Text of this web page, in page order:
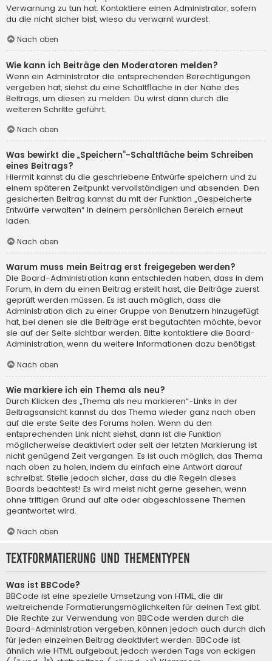
Verwarnung zu tun hat. Kontaktiere einen Administrator, sofern
du die nicht sicher bist, wieso du verwarnt wurdest.
Nach oben
Wie kann ich Beiträge den Moderatoren melden?
Wenn ein Administrator die entsprechenden Berechtigungen
vergeben hat, siehst du eine Schaltfläche in der Nähe des
Beitrags, um diesen zu melden. Du wirst dann durch die
weiteren Schritte geführt.
Nach oben
Was bewirkt die „Speichern“-Schaltfläche beim Schreiben
eines Beitrags?
Hiermit kannst du die geschriebene Entwürfe speichern und zu
einem späteren Zeitpunkt vervollständigen und absenden. Den
gesicherten Beitrag kannst du mit der Funktion „Gespeicherte
Entwürfe verwalten“ in deinem persönlichen Bereich erneut
laden.
Nach oben
Warum muss mein Beitrag erst freigegeben werden?
Die Board-Administration kann entschieden haben, dass in dem
Forum, in dem du einen Beitrag erstellt hast, die Beiträge zuerst
geprüft werden müssen. Es ist auch möglich, dass die
Administration dich zu einer Gruppe von Benutzern hinzugefügt
hat, bei denen sie die Beiträge erst begutachten möchte, bevor
sie auf der Seite sichtbar werden. Bitte kontaktiere die Board-
Administration, wenn du weitere Informationen dazu benötigst.
Nach oben
Wie markiere ich ein Thema als neu?
Durch Klicken des „Thema als neu markieren“-Links in der
Beitragsansicht kannst du das Thema wieder ganz nach oben
auf die erste Seite des Forums holen. Wenn du den
entsprechenden Link nicht siehst, dann ist die Funktion
möglicherweise deaktiviert oder seit der letzten Markierung ist
nicht genügend Zeit vergangen. Es ist auch möglich, das Thema
nach oben zu holen, indem du einfach eine Antwort darauf
schreibst. Stelle jedoch sicher, dass du die Regeln dieses
Boards beachtest! Es wird meist nicht gerne gesehen, wenn
ohne triftigen Grund auf alte oder abgeschlossene Themen
geantwortet wird.
Nach oben
Textformatierung und Thementypen
Was ist BBCode?
BBCode ist eine spezielle Umsetzung von HTML, die dir
weitreichende Formatierungsmöglichkeiten für deinen Text gibt.
Die Rechte zur Verwendung von BBCode werden durch die
Board-Administration vergeben, können jedoch auch durch dich
für jeden einzelnen Beitrag deaktiviert werden. BBCode ist
ähnlich wie HTML aufgebaut, jedoch werden Tags von eckigen